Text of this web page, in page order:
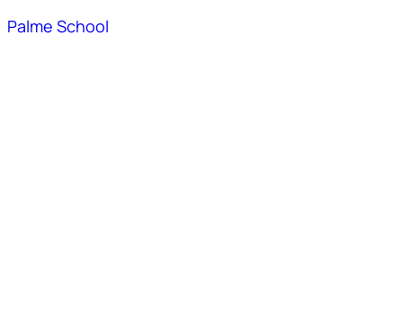
Palme School